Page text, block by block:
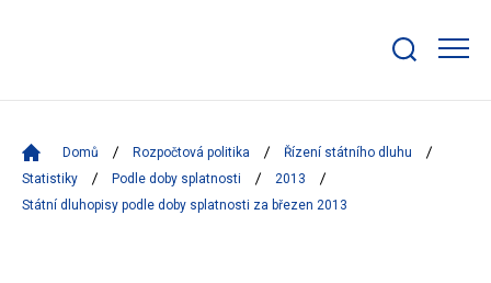
bar
Domů Rozpočtová politika
Řízení státního dluhu
Statistiky
Podle doby splatnosti
2013
Státní dluhopisy podle doby splatnosti za březen 2013